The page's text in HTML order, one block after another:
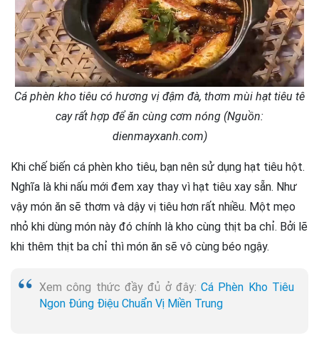
Cá phèn kho tiêu có hương vị đậm đà, thơm mùi hạt tiêu tê
cay rất hợp để ăn cùng cơm nóng (Nguồn:
dienmayxanh.com)
Khi chế biến cá phèn kho tiêu, bạn nên sử dụng hạt tiêu hột.
Nghĩa là khi nấu mới đem xay thay vì hạt tiêu xay sẵn. Như
vậy món ăn sẽ thơm và dậy vị tiêu hơn rất nhiều. Một mẹo
nhỏ khi dùng món này đó chính là kho cùng thịt ba chỉ. Bởi lẽ
khi thêm thịt ba chỉ thì món ăn sẽ vô cùng béo ngậy.
Xem công thức đầy đủ ở đây:Cá Phèn Kho Tiêu
Ngon Đúng Điệu Chuẩn Vị Miền Trung